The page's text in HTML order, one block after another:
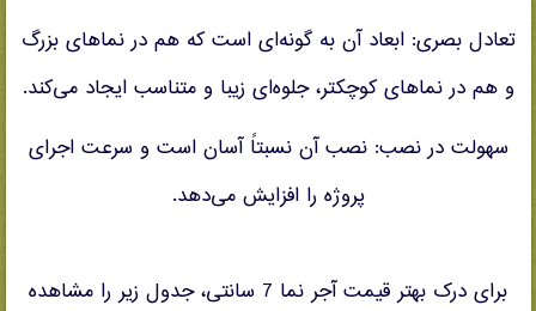
تعادل بصری: ابعاد آن به گونه‌ای است که هم در نماهای بزرگ
و هم در نماهای کوچکتر، جلوه‌ای زیبا و متناسب ایجاد می‌کند.
سهولت در نصب: نصب آن نسبتاً آسان است و سرعت اجرای
پروژه را افزایش می‌دهد.
برای درک بهتر قیمت آجر نما 7 سانتی، جدول زیر را مشاهده